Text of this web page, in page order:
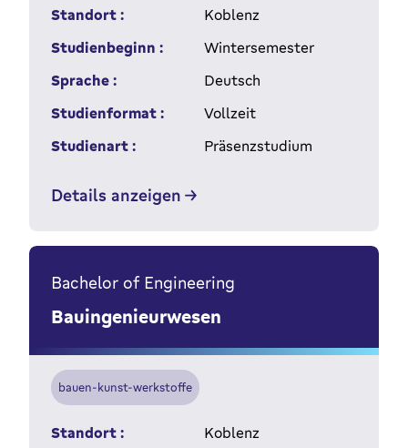
Standort :
Koblenz
Studienbeginn :
Wintersemester
Sprache :
Deutsch
Studienformat :
Vollzeit
Studienart :
Präsenzstudium
Details anzeigen
Bachelor of Engineering
Bauingenieurwesen
bauen-kunst-werkstoffe
Standort :
Koblenz